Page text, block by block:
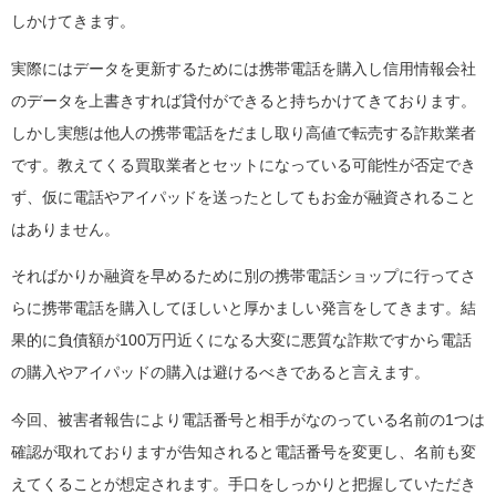
しかけてきます。
実際にはデータを更新するためには携帯電話を購入し信用情報会社
のデータを上書きすれば貸付ができると持ちかけてきております。
しかし実態は他人の携帯電話をだまし取り高値で転売する詐欺業者
です。教えてくる買取業者とセットになっている可能性が否定でき
ず、仮に電話やアイパッドを送ったとしてもお金が融資されること
はありません。
そればかりか融資を早めるために別の携帯電話ショップに行ってさ
らに携帯電話を購入してほしいと厚かましい発言をしてきます。結
果的に負債額が100万円近くになる大変に悪質な詐欺ですから電話
の購入やアイパッドの購入は避けるべきであると言えます。
今回、被害者報告により電話番号と相手がなのっている名前の1つは
確認が取れておりますが告知されると電話番号を変更し、名前も変
えてくることが想定されます。手口をしっかりと把握していただき